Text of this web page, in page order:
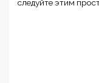
следуйте этим